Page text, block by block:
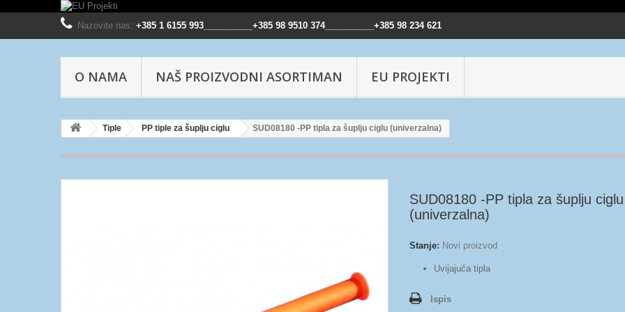
Nazovite nas: +385 1 6155 993__________+385 98 9510 374__________+385 98 234 621
O NAMA NAŠ PROIZVODNI ASORTIMAN EU PROJEKTI
Tiple PP tiple za šuplju ciglu SUD08180 -PP tipla za šuplju ciglu (univerzalna)
SUD08180 -PP tipla za šuplju ciglu
(univerzalna)
Stanje: Novi proizvod
Uvijajuča tipla
Ispis